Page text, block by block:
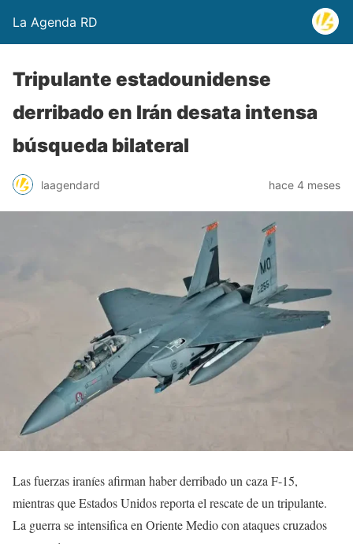
La Agenda RD
Tripulante estadounidense
derribado en Irán desata intensa
búsqueda bilateral
laagendard hace 4 meses
Las fuerzas iraníes afirman haber derribado un caza F-15,
mientras que Estados Unidos reporta el rescate de un tripulante.
La guerra se intensifica en Oriente Medio con ataques cruzados